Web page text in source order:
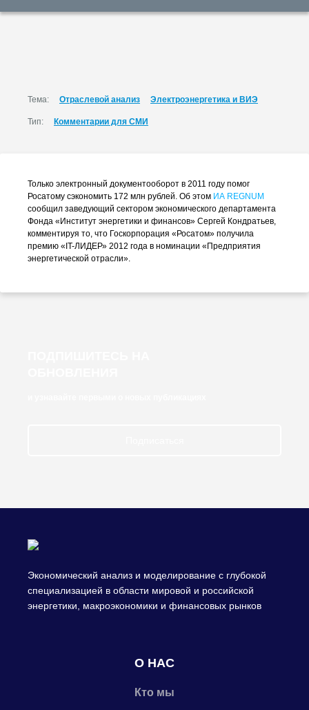
Тема: Отраслевой анализ Электроэнергетика и ВИЭ
Тип: Комментарии для СМИ
Только электронный документооборот в 2011 году помог
Росатому сэкономить 172 млн рублей. Об этом ИА REGNUM
сообщил заведующий сектором экономического департамента
Фонда «Институт энергетики и финансов» Сергей Кондратьев,
комментируя то, что Госкорпорация «Росатом» получила
премию «IT-ЛИДЕР» 2012 года в номинации «Предприятия
энергетической отрасли».
Экономический анализ и моделирование с глубокой
специализацией в области мировой и российской
энергетики, макроэкономики и финансовых рынков
О НАС
Кто мы